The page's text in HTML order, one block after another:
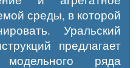
среды, в которой
Уральский
предлагает
ряда